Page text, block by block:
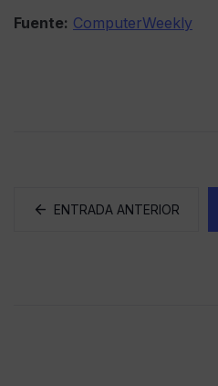
Fuente: ComputerWeekly
ENTRADA ANTERIOR